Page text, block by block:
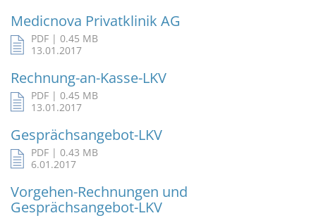
Medicnova Privatklinik AG
PDF | 0.45 MB
13.01.2017
Rechnung-an-Kasse-LKV
PDF | 0.45 MB
13.01.2017
Gesprächsangebot-LKV
PDF | 0.43 MB
6.01.2017
Vorgehen-Rechnungen und
Gesprächsangebot-LKV